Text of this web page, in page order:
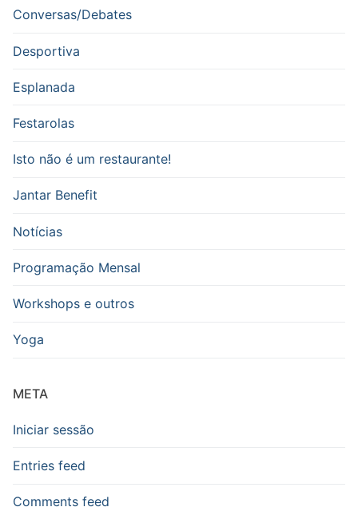
Conversas/Debates
Desportiva
Esplanada
Festarolas
Isto não é um restaurante!
Jantar Benefit
Notícias
Programação Mensal
Workshops e outros
Yoga
META
Iniciar sessão
Entries feed
Comments feed